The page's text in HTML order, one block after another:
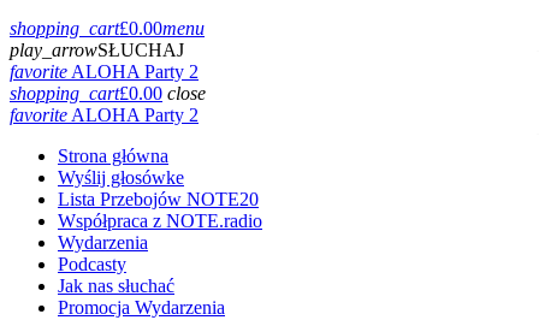
shopping_cart£0.00menu
play_arrowSŁUCHAJ
favoriteALOHA Party 2
shopping_cart£0.00 close
favoriteALOHA Party 2
Strona główna
Wyślij głosówke
Lista Przebojów NOTE20
Współpraca z NOTE.radio
Wydarzenia
Podcasty
Jak nas słuchać
Promocja Wydarzenia